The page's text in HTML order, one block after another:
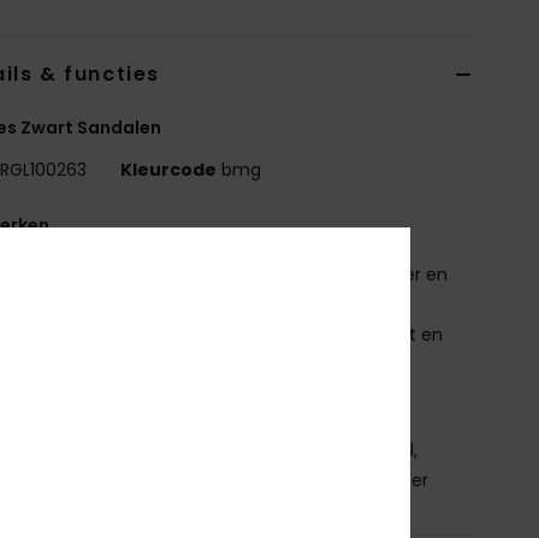
& functies
Zwart Sandalen
Kleurcode bmg
TPU bovendeel met geïnjecteerd glitter en
Getextureerd rubber met grafische print en
Bovendeel: 98% synthetisch/2% metaal,
100% synthetisch / buitenzool: 100% sponsrubber